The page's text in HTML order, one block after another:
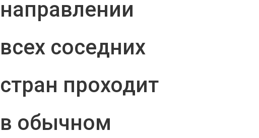
направлении
всех соседних
стран проходит
в обычном